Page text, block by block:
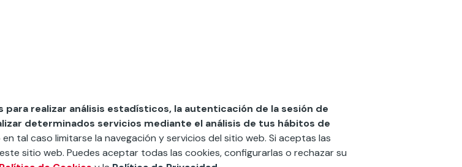
Nuestros Podcast
Sistema Interno de Información
Centro de Documentación
Red Ibérica Fundación Mapfre
realizar análisis estadísticos, la autenticación de la sesión de
determinados servicios mediante el análisis de tus hábitos de
tal caso limitarse la navegación y servicios del sitio web. Si aceptas las
sitio web. Puedes aceptar todas las cookies, configurarlas o rechazar su